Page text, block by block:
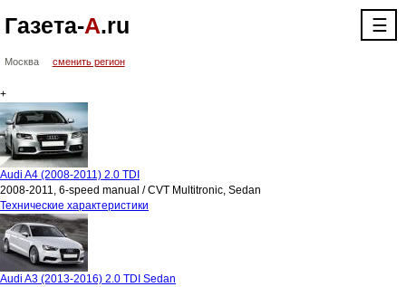
Газета-А.ru ☰
Москва сменить регион
+
Audi A4 (2008-2011) 2.0 TDI
2008-2011, 6-speed manual / CVT Multitronic, Sedan
Технические характеристики
Audi A3 (2013-2016) 2.0 TDI Sedan